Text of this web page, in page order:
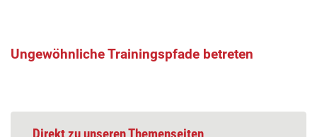
Ungewöhnliche Trainingspfade betreten